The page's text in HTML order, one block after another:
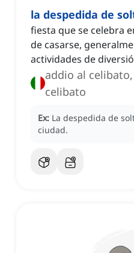
la despedida de
fiesta que se celebra
de casarse,
actividades de
addio al
celibato
Ex: La despedida de
ciudad.